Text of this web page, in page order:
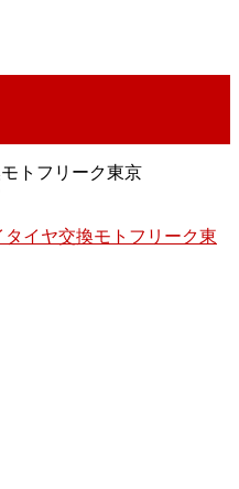
トフリーク東京
イヤ交換モトフリーク東